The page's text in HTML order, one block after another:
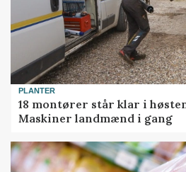
PLANTER
18 montører står klar i
Maskiner landmænd i gang